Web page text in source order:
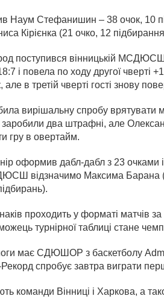
Наум Стефанишин – 38 очок, 10
Кірієнка (21 очко, 12
поступився вінницькій
і повела по ходу другої
в третій чверті гості знову
вирішальну спробу врятувати
заробили два штрафні, але
гру в овертайм.
оформив дабл-дабл з 23 очками
відзначимо Максима Барана
проходить у форматі матчів
турнірної таблиці стане
має СДЮШОР з баскетболу
спробує завтра виграти
команди Вінниці і Харкова, а